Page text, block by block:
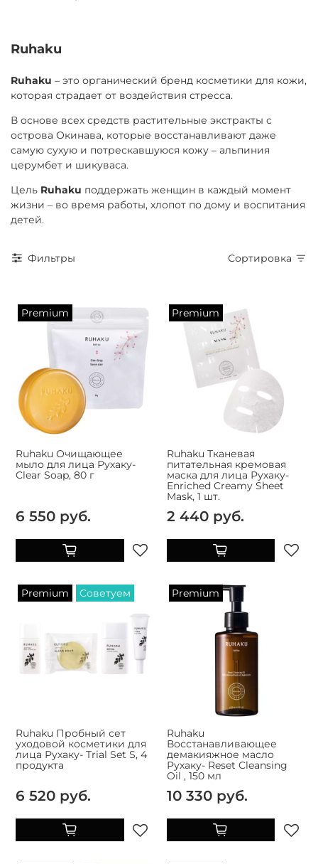
Ruhaku
Ruhaku – это органический бренд косметики для кожи,
которая страдает от воздействия стресса.
В основе всех средств растительные экстракты с
острова Окинава, которые восстанавливают даже
самую сухую и потрескавшуюся кожу – альпиния
церумбет и шикуваса.
Цель Ruhaku поддержать женщин в каждый момент
жизни – во время работы, хлопот по дому и воспитания
детей.
Фильтры Сортировка
Premium
Ruhaku Очищающее
мыло для лица Рухаку-
Clear Soap, 80 г
6 550 руб.
Premium
Ruhaku Тканевая
питательная кремовая
маска для лица Рухаку-
Enriched Creamy Sheet
Mask, 1 шт.
2 440 руб.
Premium Советуем
Ruhaku Пробный сет
уходовой косметики для
лица Рухаку- Trial Set S, 4
продукта
6 520 руб.
Premium
Ruhaku
Восстанавливающее
демакияжное масло
Рухаку- Reset Cleansing
Oil , 150 мл
10 330 руб.